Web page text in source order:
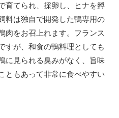
育てられ、採卵し、ヒナを孵
料は独自で開発した鴨専用の
肉をお召上れます。フランス
すが、和食の鴨料理としても
に見られる臭みがなく、旨味
ともあって非常に食べやすい